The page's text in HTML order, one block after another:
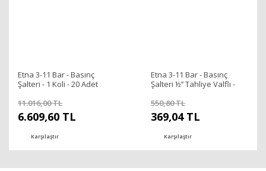
Etna 3-11 Bar - Basınç
Şalteri - 1 Koli - 20 Adet
11.016,00 TL
6.609,60 TL
Karşılaştır
Etna 3-11 Bar - Basınç
Şalteri ½’’ Tahliye Valfli -
550,80 TL
369,04 TL
Karşılaştır